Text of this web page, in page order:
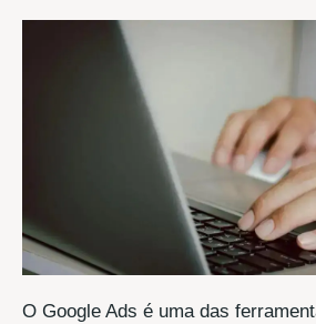
O Google Ads é uma das